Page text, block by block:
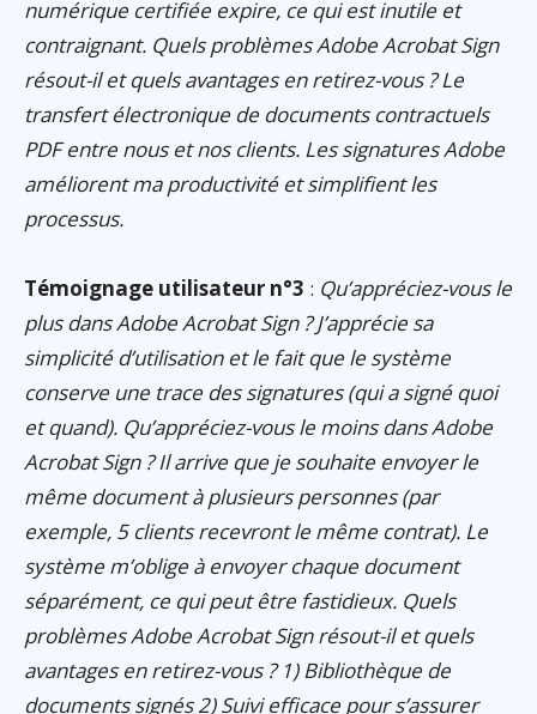
numérique certifiée expire, ce qui est inutile et
contraignant. Quels problèmes Adobe Acrobat Sign
résout-il et quels avantages en retirez-vous ? Le
transfert électronique de documents contractuels
PDF entre nous et nos clients. Les signatures Adobe
améliorent ma productivité et simplifient les
processus.
Témoignage utilisateur n°3 : Qu’appréciez-vous le
plus dans Adobe Acrobat Sign ? J’apprécie sa
simplicité d’utilisation et le fait que le système
conserve une trace des signatures (qui a signé quoi
et quand). Qu’appréciez-vous le moins dans Adobe
Acrobat Sign ? Il arrive que je souhaite envoyer le
même document à plusieurs personnes (par
exemple, 5 clients recevront le même contrat). Le
système m’oblige à envoyer chaque document
séparément, ce qui peut être fastidieux. Quels
problèmes Adobe Acrobat Sign résout-il et quels
avantages en retirez-vous ? 1) Bibliothèque de
documents signés 2) Suivi efficace pour s’assurer